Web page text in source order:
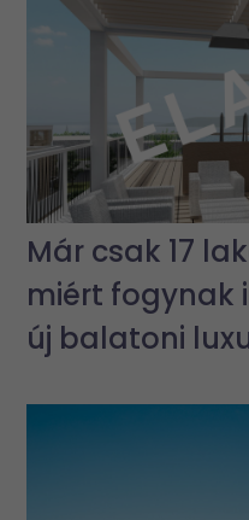
Már csak 17
miért fogynak
új balatoni